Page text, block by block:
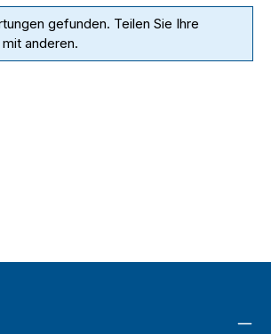
gefunden. Teilen Sie Ihre
anderen.